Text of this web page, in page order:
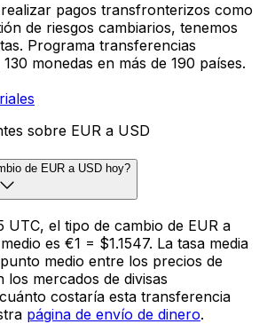
pagos transfronterizos como
de riesgos cambiarios, tenemos
Programa transferencias
monedas en más de 190 países.
sobre EUR a USD
de EUR a USD hoy?
UTC, el tipo de cambio de EUR a
es €1 = $1.1547. La tasa media
medio entre los precios de
mercados de divisas
costaría esta transferencia
página de envío de dinero.